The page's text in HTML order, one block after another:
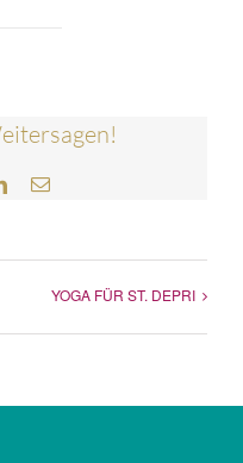
LinkedIn
E-
YOGA FÜR ST. DEPRI